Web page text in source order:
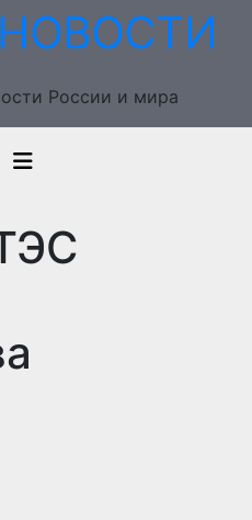
России и мира